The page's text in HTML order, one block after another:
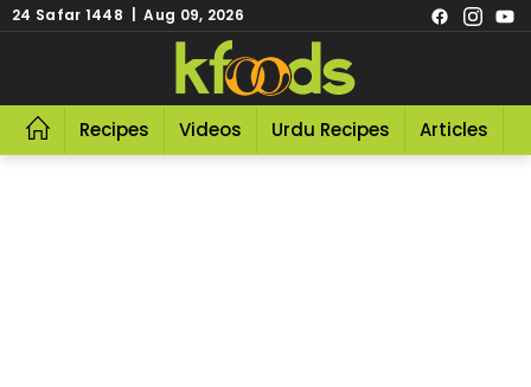
24 Safar 1448 | Aug 09, 2026
Recipes Videos Urdu Recipes Articles